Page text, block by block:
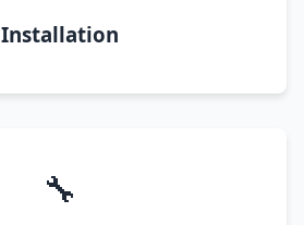
Installation
🔧